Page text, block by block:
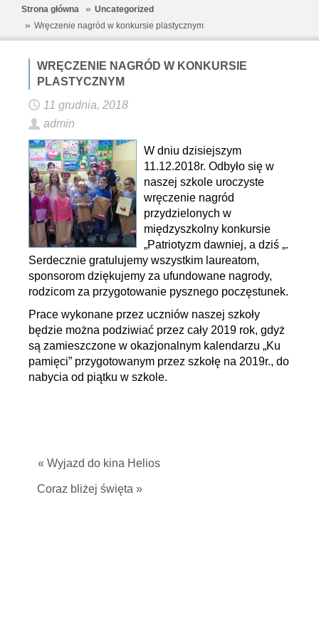
Strona główna
Uncategorized
Wręczenie nagród w konkursie plastycznym
WRĘCZENIE NAGRÓD W KONKURSIE
PLASTYCZNYM
11 grudnia, 2018
admin
W dniu dzisiejszym
11.12.2018r. Odbyło się w
naszej szkole uroczyste
wręczenie nagród
przydzielonych w
międzyszkolny konkursie
„Patriotyzm dawniej, a dziś „.
Serdecznie gratulujemy wszystkim laureatom,
sponsorom dziękujemy za ufundowane nagrody,
rodzicom za przygotowanie pysznego poczęstunek.
Prace wykonane przez uczniów naszej szkoły
będzie można podziwiać przez cały 2019 rok, gdyż
są zamieszczone w okazjonalnym kalendarzu „Ku
pamięci” przygotowanym przez szkołę na 2019r., do
nabycia od piątku w szkole.
« Wyjazd do kina Helios
Coraz bliżej święta »